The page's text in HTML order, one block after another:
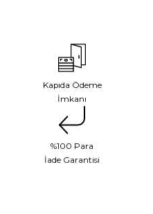
Kapıda Ödeme
İmkanı
%100 Para
İade Garantisi